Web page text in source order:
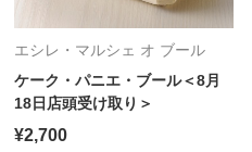
エシレ・マルシェ オ ブール
ケーク・パニエ・ブール＜8月
18日店頭受け取り＞
¥2,700